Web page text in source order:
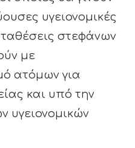
υγειονομικές
στεφάνων
με
ατόμων για
και υπό την
υγειονομικών